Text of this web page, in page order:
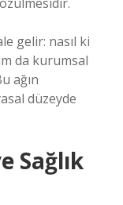
gelir: nasıl ki
da kurumsal
ağın
düzeyde
Sağlık